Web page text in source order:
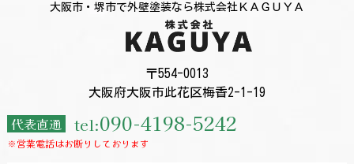
大阪市・堺市で外壁塗装なら株式会社ＫＡＧＵＹＡ
〒554-0013
大阪府大阪市此花区梅香2-1-19
代表直通 tel:090-4198-5242
※営業電話はお断りしております